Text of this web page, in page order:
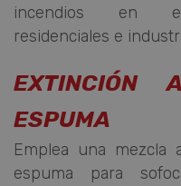
incendios en
residenciales e
EXTINCIÓN
ESPUMA
Emplea una mezcla
espuma para